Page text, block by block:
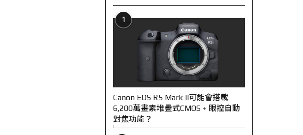
1
Canon EOS R5 Mark II可能會搭載
6,200萬畫素堆疊式CMOS + 眼控自動
對焦功能？